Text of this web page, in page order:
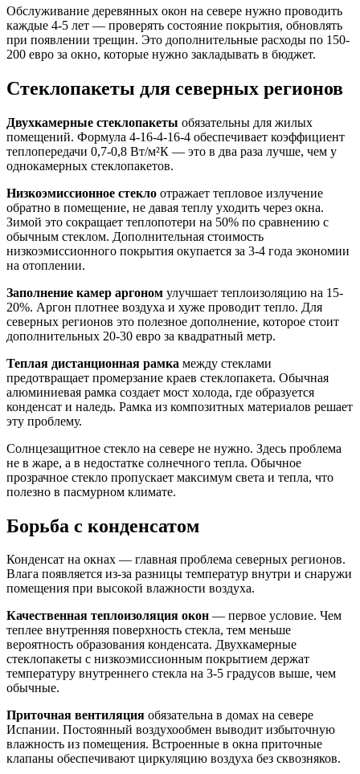
Обслуживание деревянных окон на севере нужно проводить
каждые 4-5 лет — проверять состояние покрытия, обновлять
при появлении трещин. Это дополнительные расходы по 150-
200 евро за окно, которые нужно закладывать в бюджет.
Стеклопакеты для северных регионов
Двухкамерные стеклопакеты обязательны для жилых
помещений. Формула 4-16-4-16-4 обеспечивает коэффициент
теплопередачи 0,7-0,8 Вт/м²К — это в два раза лучше, чем у
однокамерных стеклопакетов.
Низкоэмиссионное стекло отражает тепловое излучение
обратно в помещение, не давая теплу уходить через окна.
Зимой это сокращает теплопотери на 50% по сравнению с
обычным стеклом. Дополнительная стоимость
низкоэмиссионного покрытия окупается за 3-4 года экономии
на отоплении.
Заполнение камер аргоном улучшает теплоизоляцию на 15-
20%. Аргон плотнее воздуха и хуже проводит тепло. Для
северных регионов это полезное дополнение, которое стоит
дополнительных 20-30 евро за квадратный метр.
Теплая дистанционная рамка между стеклами
предотвращает промерзание краев стеклопакета. Обычная
алюминиевая рамка создает мост холода, где образуется
конденсат и наледь. Рамка из композитных материалов решает
эту проблему.
Солнцезащитное стекло на севере не нужно. Здесь проблема
не в жаре, а в недостатке солнечного тепла. Обычное
прозрачное стекло пропускает максимум света и тепла, что
полезно в пасмурном климате.
Борьба с конденсатом
Конденсат на окнах — главная проблема северных регионов.
Влага появляется из-за разницы температур внутри и снаружи
помещения при высокой влажности воздуха.
Качественная теплоизоляция окон — первое условие. Чем
теплее внутренняя поверхность стекла, тем меньше
вероятность образования конденсата. Двухкамерные
стеклопакеты с низкоэмиссионным покрытием держат
температуру внутреннего стекла на 3-5 градусов выше, чем
обычные.
Приточная вентиляция обязательна в домах на севере
Испании. Постоянный воздухообмен выводит избыточную
влажность из помещения. Встроенные в окна приточные
клапаны обеспечивают циркуляцию воздуха без сквозняков.